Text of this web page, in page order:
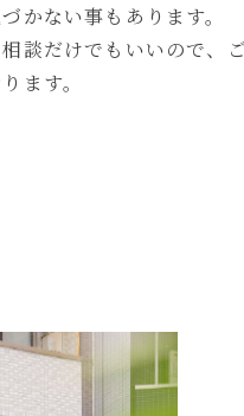
かない事もあります。
談だけでもいいので、
ます。